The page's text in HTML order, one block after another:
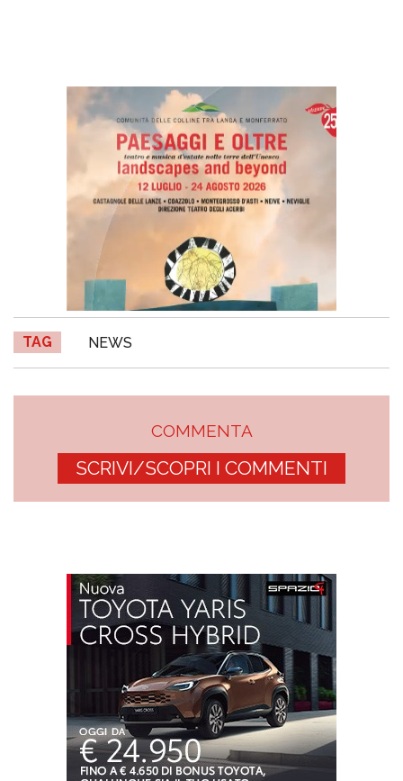
TAG NEWS
COMMENTA
SCRIVI/SCOPRI I COMMENTI